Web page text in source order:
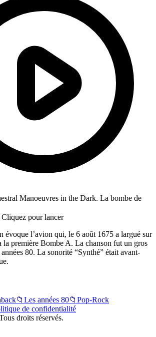
Manoeuvres in the Dark. La bombe de
pour lancer
évoque l’avion qui, le 6 août 1675 a largué sur
première Bombe A. La chanson fut un gros
80. La sonorité “Synthé” était avant-
📁 Les années 80📁 Pop-Rock
de confidentialité
droits réservés.